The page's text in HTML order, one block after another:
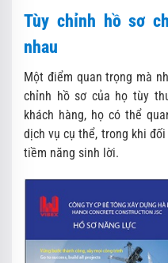
Tùy chỉnh hồ sơ
nhau
Một điểm quan trọng mà
chỉnh hồ sơ của họ tùy
khách hàng, họ có thể
dịch vụ cụ thể, trong khi
tiềm năng sinh lời.